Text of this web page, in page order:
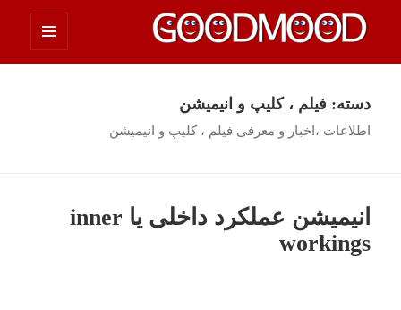
چیزای خووب مووب
دسته: فیلم ، كليپ و انیمیشن
اطلاعات ،‌اخبار و معرفی فیلم ، كليپ و انیمیشن
انیمیشن عملکرد داخلی یا inner
workings